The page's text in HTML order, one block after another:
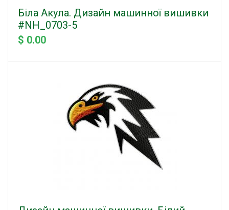
Біла Акула. Дизайн машинної вишивки
#NH_0703-5
$ 0.00